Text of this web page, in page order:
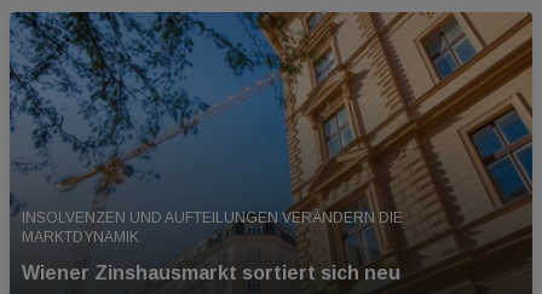
INSOLVENZEN UND AUFTEILUNGEN VERÄNDERN DIE
MARKTDYNAMIK
Wiener Zinshausmarkt sortiert sich neu